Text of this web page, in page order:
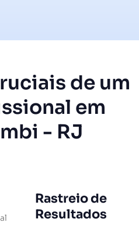
de um
em
- RJ
Rastreio de
Resultados